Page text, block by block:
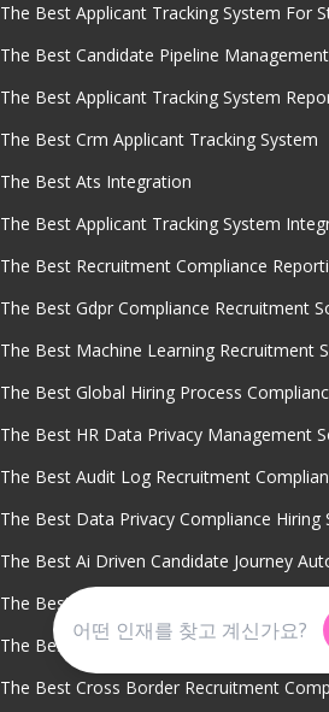
The Best Applicant Tracking System For
The Best Candidate Pipeline Management
The Best Applicant Tracking System
The Best Crm Applicant Tracking System
The Best Ats Integration
The Best Applicant Tracking System
The Best Recruitment Compliance
The Best Gdpr Compliance Recruitment
The Best Machine Learning Recruitment
The Best Global Hiring Process
The Best HR Data Privacy Management
The Best Audit Log Recruitment
The Best Data Privacy Compliance Hiring
The Best Ai Driven Candidate Journey
The Best Global Recruitment Audit
The Best Global Hiring Policy
The Best Cross Border Recruitment